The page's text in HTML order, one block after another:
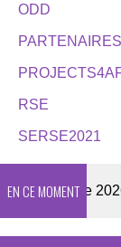
ODD
PARTENAIRES
RSE
SERSE2021
EN CE MOMENT
Enquête 2026